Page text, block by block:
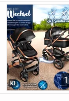
1
KI